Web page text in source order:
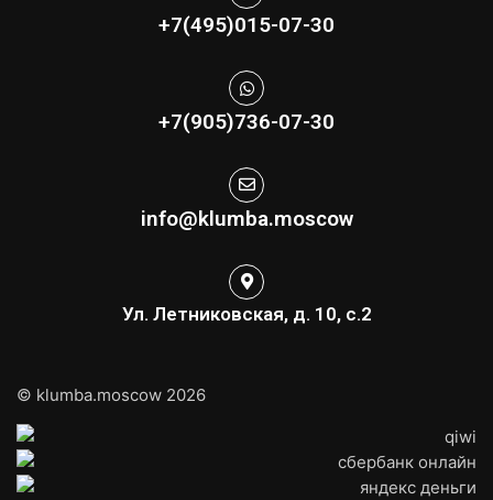
+7(495)015-07-30
+7(905)736-07-30
info@klumba.moscow
Ул. Летниковская, д. 10, с.2
© klumba.moscow 2026